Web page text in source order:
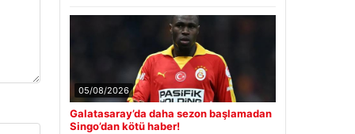
05/08/2026
Galatasaray’da daha sezon başlamadan
Singo’dan kötü haber!